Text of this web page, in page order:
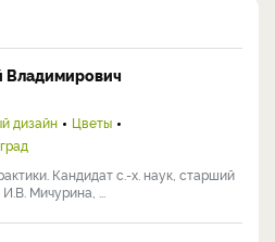
Владимирович
дизайн
Цветы
Кандидат с.-х. наук, старший
Мичурина, ...